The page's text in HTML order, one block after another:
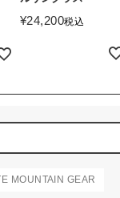
MOUNTAIN GEAR
¥24,200税込